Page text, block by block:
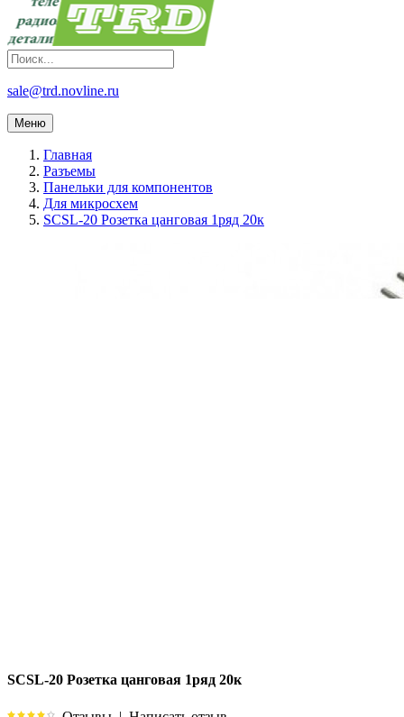
sale@trd.novline.ru
Меню
Главная
Разъемы
Панельки для компонентов
Для микросхем
SCSL-20 Розетка цанговая 1ряд 20к
SCSL-20 Розетка цанговая 1ряд 20к